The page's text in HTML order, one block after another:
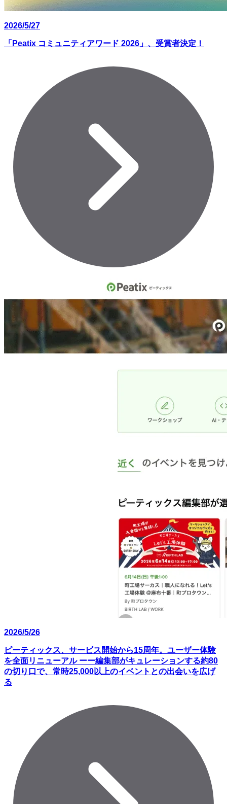
2026/5/27
「Peatix コミュニティアワード 2026」、受賞者決定！
2026/5/26
ピーティックス、サービス開始から15周年。ユーザー体験
を全面リニューアル ーー編集部がキュレーションする約80
の切り口で、常時25,000以上のイベントとの出会いを広げ
る